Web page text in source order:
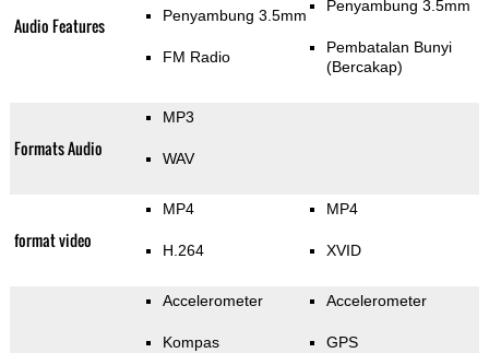
Audio Features Penyambung 3.5mm
FM Radio
Penyambung 3.5mm
Pembatalan Bunyi
(Bercakap)
Formats Audio
MP3
WAV
format video
MP4
H.264
MP4
XVID
Accelerometer
Kompas
Accelerometer
GPS